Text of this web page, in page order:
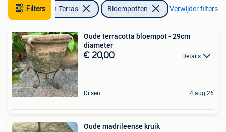
Filters
Tuin en Terras Bloempotten Verwijder filters
Oude terracotta bloempot - 29cm
diameter
€ 20,00 Details
Dilsen 4 aug 26
Oude madrileense kruik